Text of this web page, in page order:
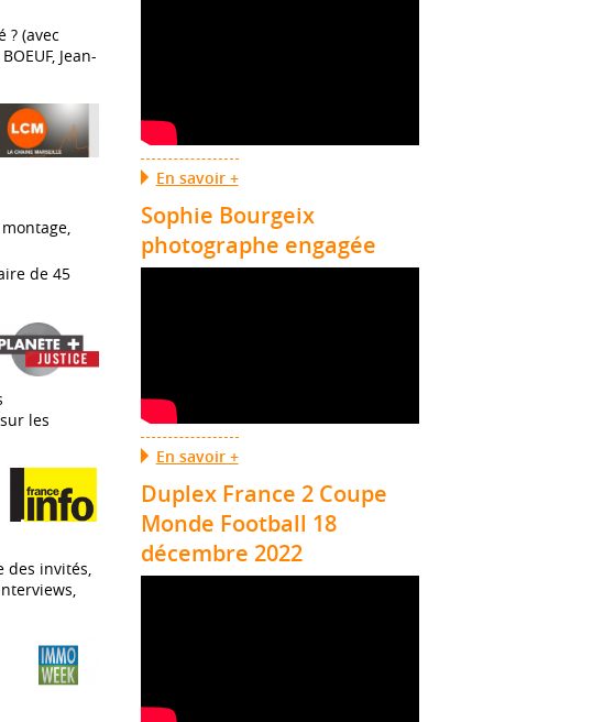
? (avec
Jean-
de 45
les
des invités,
En savoir +
Sophie Bourgeix
photographe engagée
En savoir +
Duplex France 2 Coupe
Monde Football 18
décembre 2022